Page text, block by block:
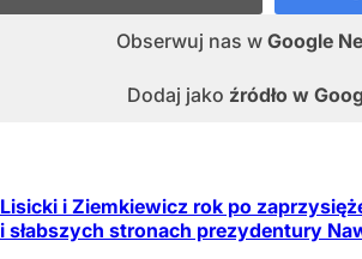
Obserwuj nas w Google
Dodaj jako źródło w
Lisicki i Ziemkiewicz rok po
i słabszych stronach prezydentury